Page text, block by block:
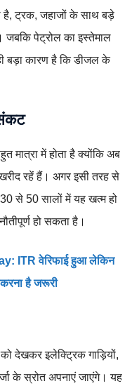
है, ट्रक, जहाजों के साथ बड़े
जबकि पेट्रोल का इस्तेमाल
बड़ा कारण है कि डीजल के
मात्रा में होता है क्योंकि अब
रहें हैं। अगर इसी तरह से
से 50 सालों में यह खत्म हो
हो सकता है।
ITR वेरिफाई हुआ लेकिन
है जरूरी
देखकर इलेक्ट्रिक गाड़ियों,
के स्रोत अपनाएं जाएंगे। यह